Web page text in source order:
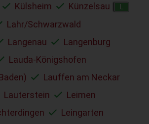
Külsheim Künzelsau
Lahr/Schwarzwald
Langenau
Langenburg
Lauda-Königshofen
Lauffen am Neckar
Lauterstein
Leimen
Leingarten